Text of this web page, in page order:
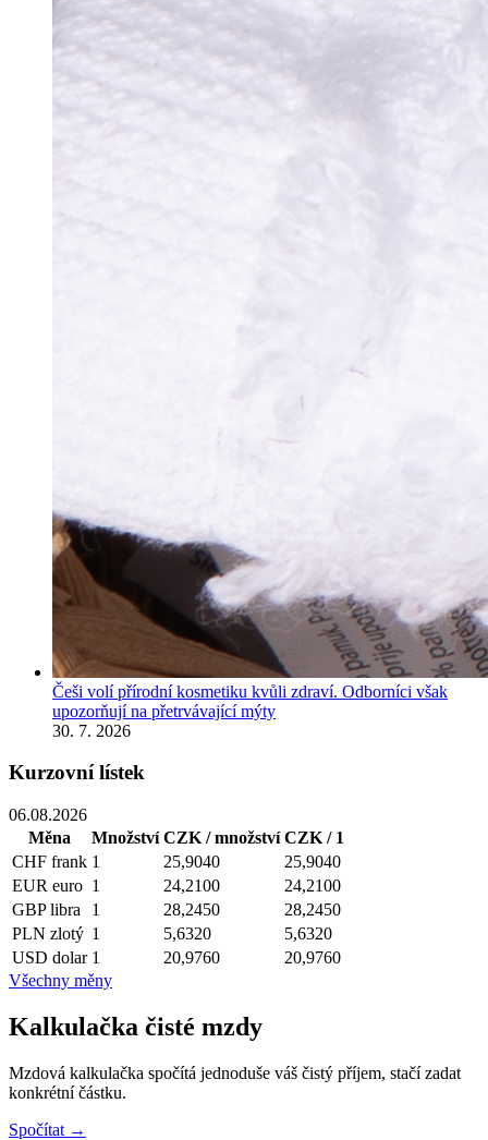
Češi volí přírodní kosmetiku kvůli zdraví. Odborníci však
upozorňují na přetrvávající mýty
30. 7. 2026
Kurzovní lístek
06.08.2026
Měna
Množství CZK / množství CZK / 1
CHF frank 1 25,9040
25,9040
EUR euro 1 24,2100
24,2100
GBP libra 1 28,2450
28,2450
PLN zlotý 1 5,6320
5,6320
USD dolar 1 20,9760
20,9760
Všechny měny
Kalkulačka čisté mzdy
Mzdová kalkulačka spočítá jednoduše váš čistý příjem, stačí zadat
konkrétní částku.
Spočítat →